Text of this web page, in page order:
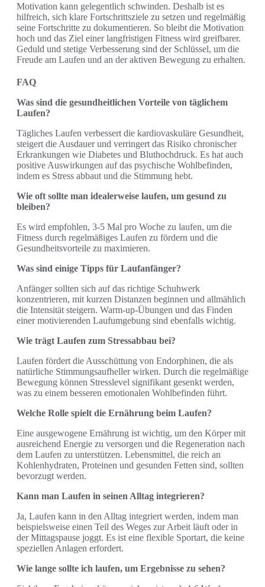
Motivation kann gelegentlich schwinden. Deshalb ist es
hilfreich, sich klare Fortschrittsziele zu setzen und regelmäßig
seine Fortschritte zu dokumentieren. So bleibt die Motivation
hoch und das Ziel einer langfristigen Fitness wird greifbarer.
Geduld und stetige Verbesserung sind der Schlüssel, um die
Freude am Laufen und an der aktiven Bewegung zu erhalten.
FAQ
Was sind die gesundheitlichen Vorteile von täglichem
Laufen?
Tägliches Laufen verbessert die kardiovaskuläre Gesundheit,
steigert die Ausdauer und verringert das Risiko chronischer
Erkrankungen wie Diabetes und Bluthochdruck. Es hat auch
positive Auswirkungen auf das psychische Wohlbefinden,
indem es Stress abbaut und die Stimmung hebt.
Wie oft sollte man idealerweise laufen, um gesund zu
bleiben?
Es wird empfohlen, 3-5 Mal pro Woche zu laufen, um die
Fitness durch regelmäßiges Laufen zu fördern und die
Gesundheitsvorteile zu maximieren.
Was sind einige Tipps für Laufanfänger?
Anfänger sollten sich auf das richtige Schuhwerk
konzentrieren, mit kurzen Distanzen beginnen und allmählich
die Intensität steigern. Warm-up-Übungen und das Finden
einer motivierenden Laufumgebung sind ebenfalls wichtig.
Wie trägt Laufen zum Stressabbau bei?
Laufen fördert die Ausschüttung von Endorphinen, die als
natürliche Stimmungsaufheller wirken. Durch die regelmäßige
Bewegung können Stresslevel signifikant gesenkt werden,
was zu einem besseren emotionalen Wohlbefinden führt.
Welche Rolle spielt die Ernährung beim Laufen?
Eine ausgewogene Ernährung ist wichtig, um den Körper mit
ausreichend Energie zu versorgen und die Regeneration nach
dem Laufen zu unterstützen. Lebensmittel, die reich an
Kohlenhydraten, Proteinen und gesunden Fetten sind, sollten
bevorzugt werden.
Kann man Laufen in seinen Alltag integrieren?
Ja, Laufen kann in den Alltag integriert werden, indem man
beispielsweise einen Teil des Weges zur Arbeit läuft oder in
der Mittagspause joggt. Es ist eine flexible Sportart, die keine
speziellen Anlagen erfordert.
Wie lange sollte ich laufen, um Ergebnisse zu sehen?